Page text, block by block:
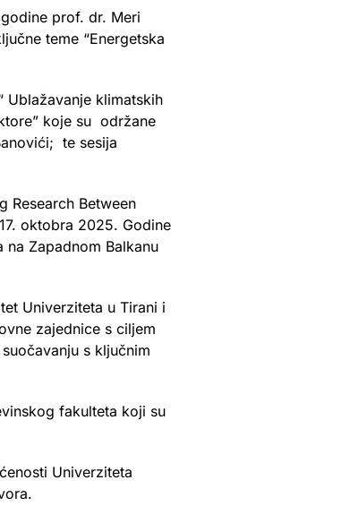
prof. dr. Meri
teme “Energetska
Ublažavanje klimatskih
koje su održane
te sesija
Research Between
oktobra 2025. Godine
Zapadnom Balkanu
Univerziteta u Tirani i
zajednice s ciljem
s ključnim
fakulteta koji su
Univerziteta